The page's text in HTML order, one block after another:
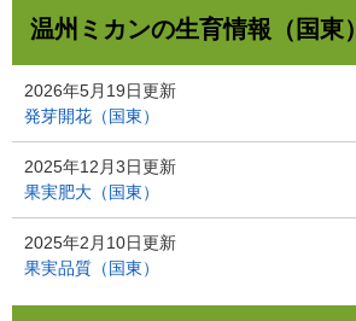
温州ミカンの生育情報（国東）
2026年5月19日更新
発芽開花（国東）
2025年12月3日更新
果実肥大（国東）
2025年2月10日更新
果実品質（国東）